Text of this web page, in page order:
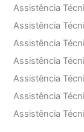
Assistência
Assistência
Assistência
Assistência
Assistência
Assistência
Assistência